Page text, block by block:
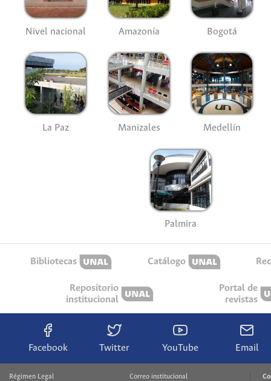
Nivel nacional Amazonía Bogotá
La Paz Manizales Medellín
Palmira
Bibliotecas Catálogo
Repositorio
institucional
Portal de
revistas
Facebook Twitter YouTube Email
Régimen Legal
Correo institucional